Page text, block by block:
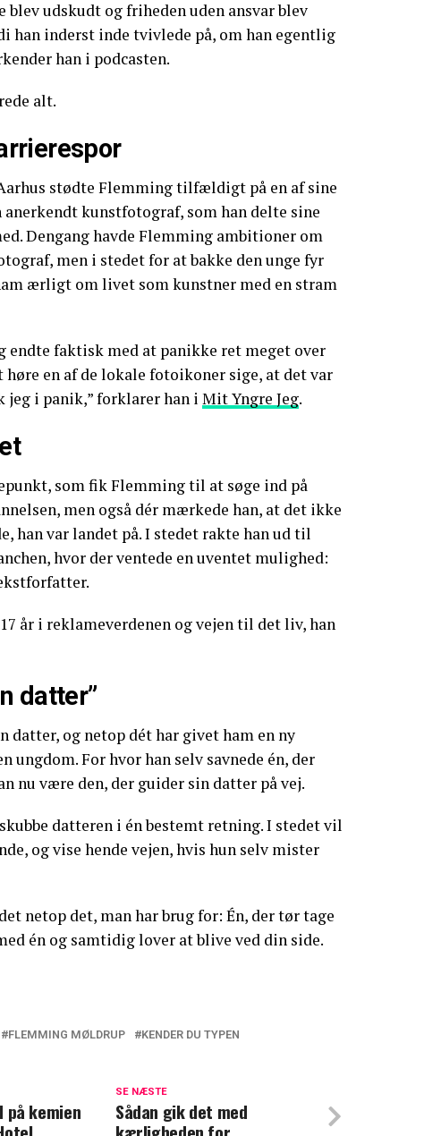
udskudt og friheden uden ansvar blev
han inderst inde tvivlede på, om han egentlig
han i podcasten.
alt.
stødte Flemming tilfældigt på en af sine
kunstfotograf, som han delte sine
Dengang havde Flemming ambitioner om
men i stedet for at bakke den unge fyr
ærligt om livet som kunstner med en stram
endte faktisk med at panikke ret meget over
høre en af de lokale fotoikoner sige, at det var
jeg i panik,” forklarer han i Mit Yngre Jeg.
som fik Flemming til at søge ind på
men også dér mærkede han, at det ikke
han var landet på. I stedet rakte han ud til
hvor der ventede en uventet mulighed:
år i reklameverdenen og vejen til det liv, han
datter”
datter, og netop dét har givet ham en ny
ungdom. For hvor han selv savnede én, der
nu være den, der guider sin datter på vej.
datteren i én bestemt retning. I stedet vil
og vise hende vejen, hvis hun selv mister
netop det, man har brug for: Én, der tør tage
én og samtidig lover at blive ved din side.
Disse ting kan hun ikke undvære
Anne Glad fik smilet frem i 'Kender du typen'
FLEMMING MØLDRUP
KENDER DU TYPEN
SE NÆSTE
Sådan gik det med
kemien